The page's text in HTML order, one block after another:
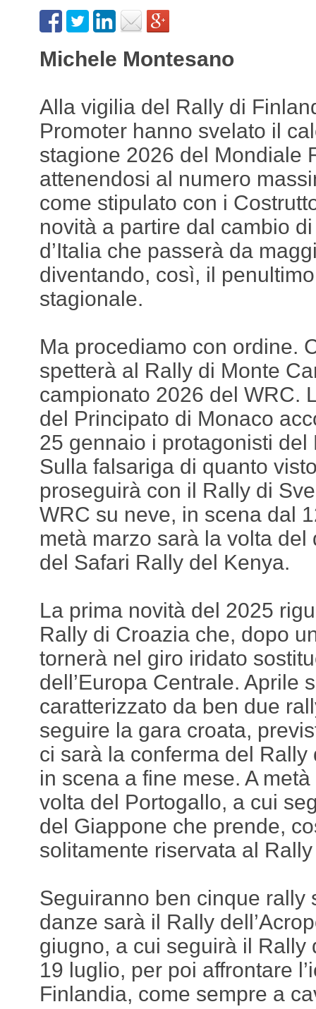
Michele Montesano
Alla vigilia del Rally di
Promoter hanno svelato il
stagione 2026 del Mondiale
attenendosi al numero
come stipulato con i
novità a partire dal cambio
d’Italia che passerà da
diventando, così, il
stagionale.
Ma procediamo con ordine.
spetterà al Rally di Monte
campionato 2026 del WRC.
del Principato di Monaco
25 gennaio i protagonisti del
Sulla falsariga di quanto
proseguirà con il Rally di
WRC su neve, in scena dal
metà marzo sarà la volta
del Safari Rally del Kenya.
La prima novità del 2025
Rally di Croazia che, dopo
tornerà nel giro iridato
dell’Europa Centrale. Aprile
caratterizzato da ben due
seguire la gara croata,
ci sarà la conferma del
in scena a fine mese. A
volta del Portogallo, a cui
del Giappone che prende,
solitamente riservata al
Seguiranno ben cinque rally
danze sarà il Rally
giugno, a cui seguirà il Rally
19 luglio, per poi affrontare
Finlandia, come sempre a